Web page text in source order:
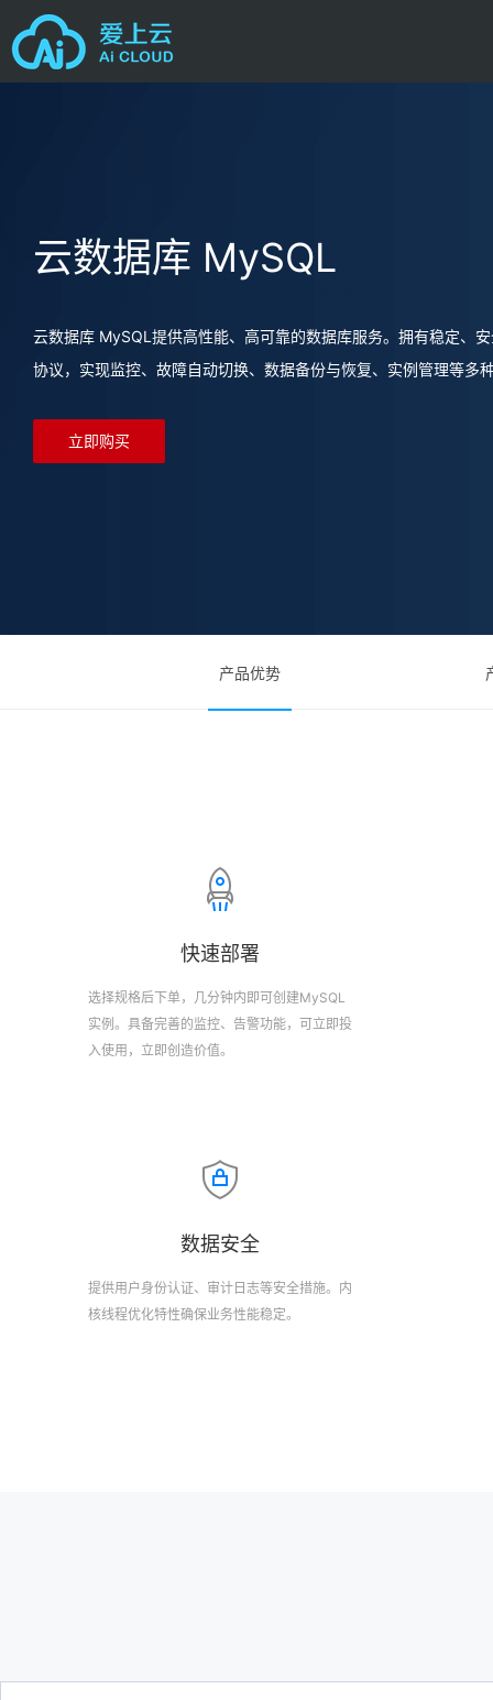
云数据库 MySQL
云数据库 MySQL提供高性能、高可靠的数据库服务。拥有稳定、
协议，实现监控、故障自动切换、数据备份与恢复、实例管理等多
立即购买
产品优势
快速部署
选择规格后下单，几分钟内即可创建MySQL
实例。具备完善的监控、告警功能，可立即投
入使用，立即创造价值。
数据安全
提供用户身份认证、审计日志等安全措施。内
核线程优化特性确保业务性能稳定。